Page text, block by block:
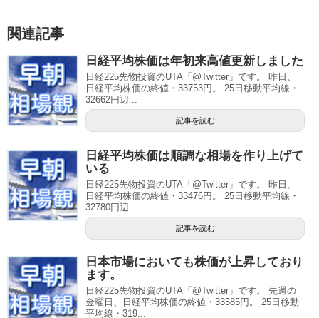
関連記事
日経平均株価は年初来高値更新しました
日経225先物投資のUTA「@Twitter」です。 昨日、
日経平均株価の終値・33753円。 25日移動平均線・
32662円辺...
記事を読む
日経平均株価は順調な相場を作り上げて
いる
日経225先物投資のUTA「@Twitter」です。 昨日、
日経平均株価の終値・33476円。 25日移動平均線・
32780円辺...
記事を読む
日本市場においても株価が上昇しており
ます。
日経225先物投資のUTA「@Twitter」です。 先週の
金曜日、日経平均株価の終値・33585円。 25日移動
平均線・319...